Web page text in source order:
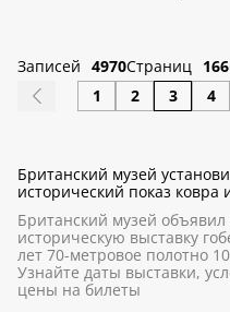
Записей 4970Страниц 166
1 2 3 4
Британский музей
исторический показ ковра
Британский музей объявил
историческую выставку
лет 70-метровое полотно
Узнайте даты выставки,
цены на билеты